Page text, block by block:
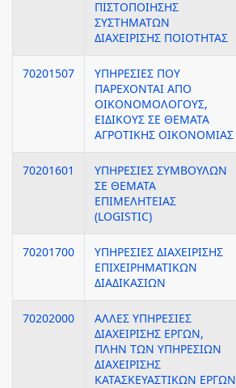
ΠΙΣΤΟΠΟΙΗΣΗΣ
ΣΥΣΤΗΜΑΤΩΝ
ΔΙΑΧΕΙΡΙΣΗΣ ΠΟΙΟΤΗΤΑΣ
70201507
ΥΠΗΡΕΣΙΕΣ ΠΟΥ
ΠΑΡΕΧΟΝΤΑΙ ΑΠΟ
ΟΙΚΟΝΟΜΟΛΟΓΟΥΣ,
ΕΙΔΙΚΟΥΣ ΣΕ ΘΕΜΑΤΑ
ΑΓΡΟΤΙΚΗΣ ΟΙΚΟΝΟΜΙΑΣ
70201601
ΥΠΗΡΕΣΙΕΣ ΣΥΜΒΟΥΛΩΝ
ΣΕ ΘΕΜΑΤΑ
ΕΠΙΜΕΛΗΤΕΙΑΣ
(LOGISTIC)
70201700
ΥΠΗΡΕΣΙΕΣ ΔΙΑΧΕΙΡΙΣΗΣ
ΕΠΙΧΕΙΡΗΜΑΤΙΚΩΝ
ΔΙΑΔΙΚΑΣΙΩΝ
70202000
ΑΛΛΕΣ ΥΠΗΡΕΣΙΕΣ
ΔΙΑΧΕΙΡΙΣΗΣ ΕΡΓΩΝ,
ΠΛΗΝ ΤΩΝ ΥΠΗΡΕΣΙΩΝ
ΔΙΑΧΕΙΡΙΣΗΣ
ΚΑΤΑΣΚΕΥΑΣΤΙΚΩΝ ΕΡΓΩΝ